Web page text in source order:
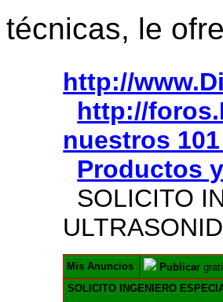
técnicas, le
http://
http://
nuestros
Productos
SOLICITO
Mis Anuncios Publicar
SOLICITO INGENIERO